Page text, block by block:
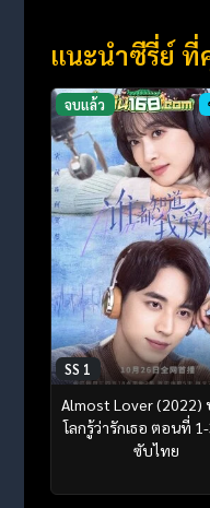
แนะนำซีรี่ย์
จบแล้ว
SS 1
Almost Lover (2022)
โลกรู้ว่ารักเธอ ตอนที่
ซับไทย